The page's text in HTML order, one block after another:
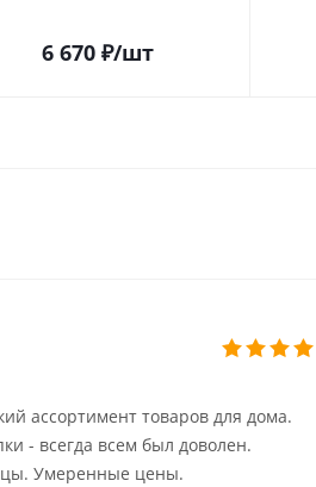
6 670₽/шт
ассортимент товаров для дома.
- всегда всем был доволен.
Умеренные цены.